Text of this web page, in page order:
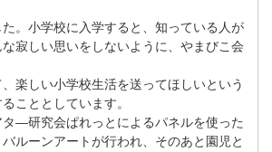
。小学校に入学すると、知っている人が
寂しい思いをしないように、やまびこ会
楽しい小学校生活を送ってほしいという
こととしています。
―研究会ぱれっとによるパネルを使った
ルーンアートが行われ、そのあと園児と